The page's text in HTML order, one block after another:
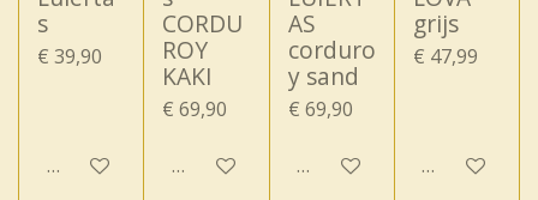
s
€ 39,90
In winkelwagen
CORDU
ROY
KAKI
€ 69,90
In winkelwagen
AS
corduro
y sand
€ 69,90
Houd mij op de hoogte
grijs
€ 47,99
In